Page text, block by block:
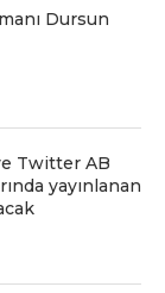
Dursun
Twittеr AB
yayınlanan